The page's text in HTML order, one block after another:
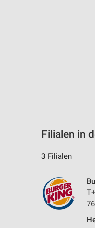
Filialen in
3 Filialen